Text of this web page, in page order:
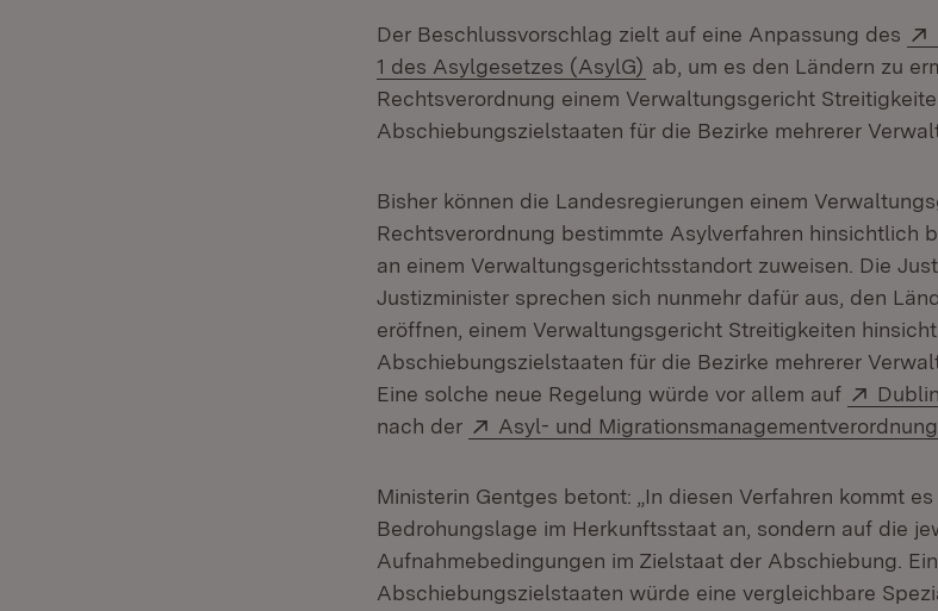
Der Beschlussvorschlag zielt auf eine Anpassung des
1 des Asylgesetzes (AsylG) (Öffnet in neuem Fenster)
ab, um es den Ländern zu
Rechtsverordnung einem Verwaltungsgericht
Abschiebungszielstaaten für die Bezirke mehrerer
Bisher können die Landesregierungen einem
Rechtsverordnung bestimmte Asylverfahren hinsichtlich
an einem Verwaltungsgerichtsstandort zuweisen. Die
Justizminister sprechen sich nunmehr dafür aus, den
eröffnen, einem Verwaltungsgericht Streitigkeiten
Abschiebungszielstaaten für die Bezirke mehrerer
Eine solche neue Regelung würde vor allem auf
nach der
Extern:
Asyl- und Migrationsmanagementverordnung
Ministerin Gentges betont: „In diesen Verfahren kommt
Bedrohungslage im Herkunftsstaat an, sondern auf die
Aufnahmebedingungen im Zielstaat der Abschiebung.
Abschiebungszielstaaten würde eine vergleichbare